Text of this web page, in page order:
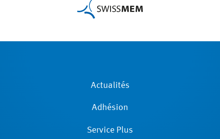
Actualités
Adhésion
Service Plus